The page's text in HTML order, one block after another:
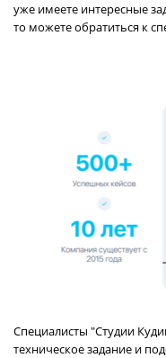
уже имеете интересные
то можете обратиться к
Специалисты "Студии
техническое задание и